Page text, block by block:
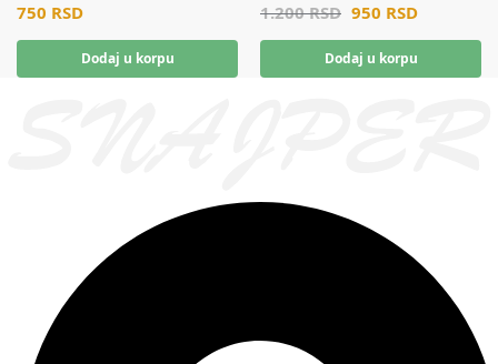
750 RSD
Dodaj u korpu
1.200RSD 950 RSD
Dodaj u korpu